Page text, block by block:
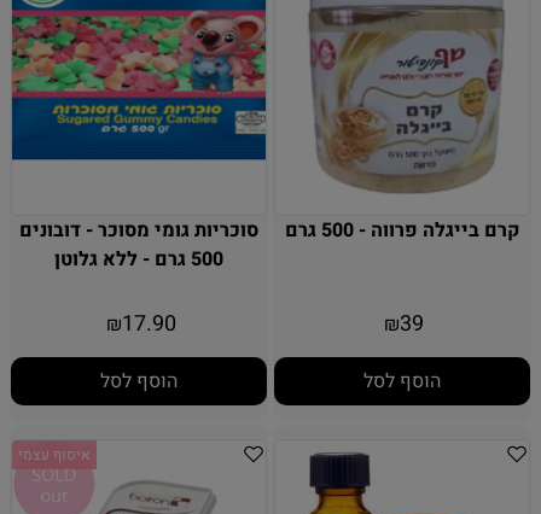
קרם בייגלה פרווה - 500 גרם
₪39
הוסף לסל
סוכריות גומי מסוכר - דובונים
500 גרם - ללא גלוטן
₪17.90
הוסף לסל
איסוף עצמי